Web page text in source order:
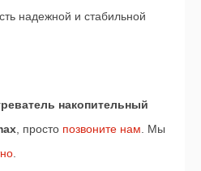
надежной и стабильной
накопительный
, просто позвоните нам. Мы
.